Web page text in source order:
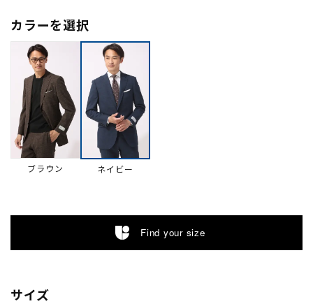
カラーを選択
ブラウン ネイビー
Find your size
サイズ